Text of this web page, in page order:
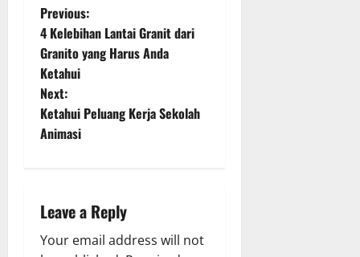
P
o
s
t
v
Previous:
4 Kelebihan Lantai Granit dari
Granito yang Harus Anda
Ketahui
Next:
Ketahui Peluang Kerja Sekolah
Animasi
Leave a Reply
Your email address will not